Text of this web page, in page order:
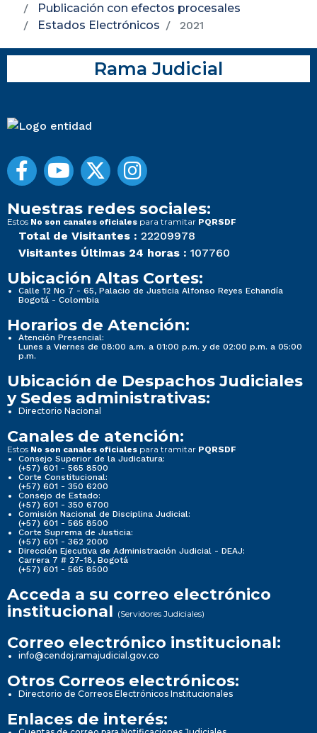
Publicación con efectos procesales
Estados Electrónicos
2021
Rama Judicial
Nuestras redes sociales:
Estos No son canales oficiales para tramitar PQRSDF
Total de Visitantes : 22209978
Visitantes Últimas 24 horas : 107760
Ubicación Altas Cortes:
Calle 12 No 7 - 65, Palacio de Justicia Alfonso Reyes Echandía
Bogotá - Colombia
Horarios de Atención:
Atención Presencial:
Lunes a Viernes de 08:00 a.m. a 01:00 p.m. y de 02:00 p.m. a 05:00
p.m.
Ubicación de Despachos Judiciales
y Sedes administrativas:
Directorio Nacional
Canales de atención:
Estos No son canales oficiales para tramitar PQRSDF
Consejo Superior de la Judicatura:
(+57) 601 - 565 8500
Corte Constitucional:
(+57) 601 - 350 6200
Consejo de Estado:
(+57) 601 - 350 6700
Comisión Nacional de Disciplina Judicial:
(+57) 601 - 565 8500
Corte Suprema de Justicia:
(+57) 601 - 362 2000
Dirección Ejecutiva de Administración Judicial - DEAJ:
Carrera 7 # 27-18, Bogotá
(+57) 601 - 565 8500
Acceda a su correo electrónico
institucional (Servidores Judiciales)
Correo electrónico institucional:
info@cendoj.ramajudicial.gov.co
Otros Correos electrónicos:
Directorio de Correos Electrónicos Institucionales
Enlaces de interés: